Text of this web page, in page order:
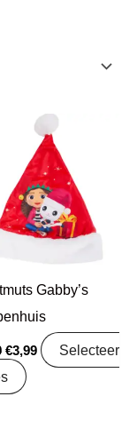
Gabby’s
Oorspronkelijke
was:
€4,99.
€3,99
Huidige
prijs
is:
€3,99.
Selecteer